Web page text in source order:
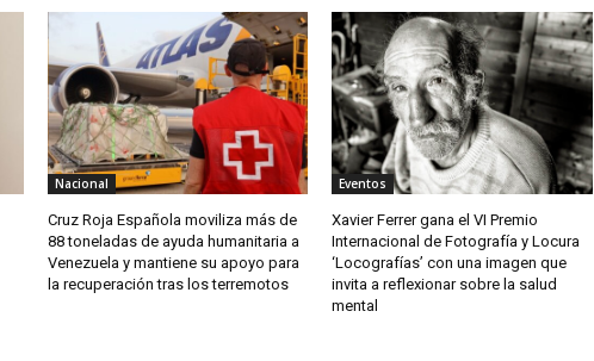
Nacional
Cruz Roja Española moviliza más de
88 toneladas de ayuda humanitaria a
Venezuela y mantiene su apoyo para
la recuperación tras los terremotos
Eventos
Xavier Ferrer gana el VI Premio
Internacional de Fotografía y Locura
‘Locografías’ con una imagen que
invita a reflexionar sobre la salud
mental